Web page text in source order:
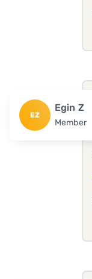
EZ
Egin Z
Member